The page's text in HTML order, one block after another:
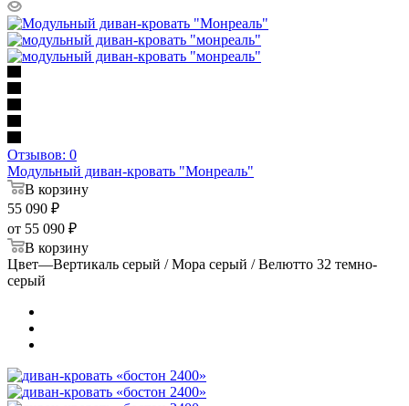
Отзывов: 0
Модульный диван-кровать "Монреаль"
В корзину
55 090 ₽
от 55 090 ₽
В корзину
Цвет—Вертикаль серый / Мора серый / Велютто 32 темно-
серый